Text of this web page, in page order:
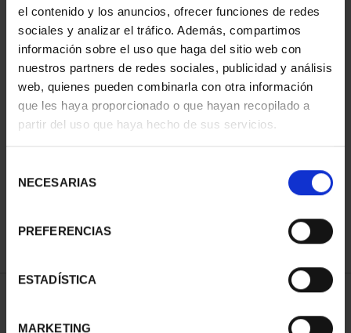
el contenido y los anuncios, ofrecer funciones de redes
sociales y analizar el tráfico. Además, compartimos
información sobre el uso que haga del sitio web con
nuestros partners de redes sociales, publicidad y análisis
web, quienes pueden combinarla con otra información
que les haya proporcionado o que hayan recopilado a
partir del uso que haya hecho de sus servicios.
NECESARIAS
PREFERENCIAS
ESTADÍSTICA
MARKETING
73,00 €